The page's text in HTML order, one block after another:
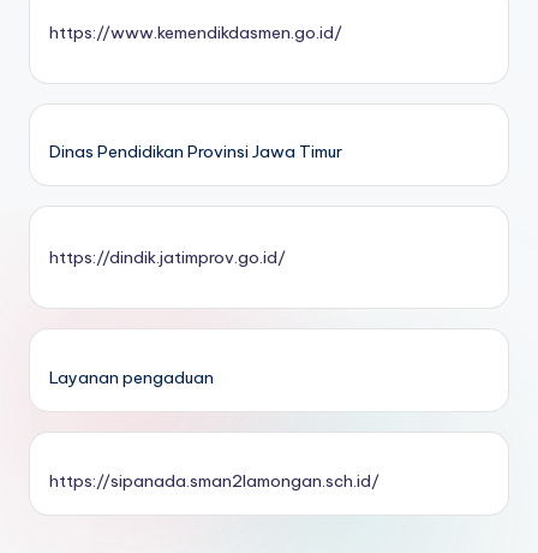
https://www.kemendikdasmen.go.id/
Dinas Pendidikan Provinsi Jawa Timur
https://dindik.jatimprov.go.id/
Layanan pengaduan
https://sipanada.sman2lamongan.sch.id/